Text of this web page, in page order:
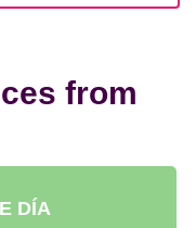
from
DÍA